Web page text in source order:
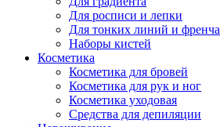
Для росписи и лепки
Для тонких линий и френча
Наборы кистей
Косметика
Косметика для бровей
Косметика для рук и ног
Косметика уходовая
Средства для депиляции